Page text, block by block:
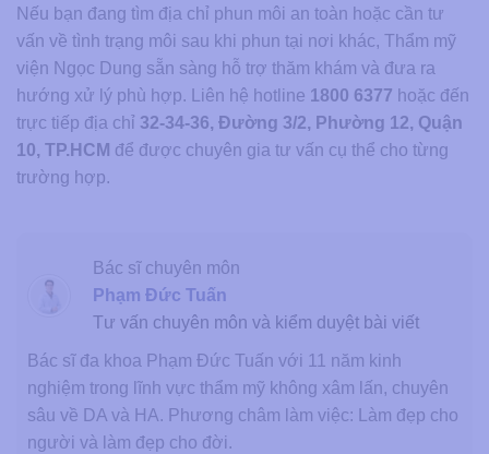
Nếu bạn đang tìm địa chỉ phun môi an toàn hoặc cần tư
vấn về tình trạng môi sau khi phun tại nơi khác, Thẩm mỹ
viện Ngọc Dung sẵn sàng hỗ trợ thăm khám và đưa ra
hướng xử lý phù hợp. Liên hệ hotline 1800 6377 hoặc đến
trực tiếp địa chỉ 32-34-36, Đường 3/2, Phường 12, Quận
10, TP.HCM để được chuyên gia tư vấn cụ thể cho từng
trường hợp.
Bác sĩ chuyên môn
Phạm Đức Tuấn
Tư vấn chuyên môn và kiểm duyệt bài viết
Bác sĩ đa khoa Phạm Đức Tuấn với 11 năm kinh
nghiệm trong lĩnh vực thẩm mỹ không xâm lấn, chuyên
sâu về DA và HA. Phương châm làm việc: Làm đẹp cho
người và làm đẹp cho đời.